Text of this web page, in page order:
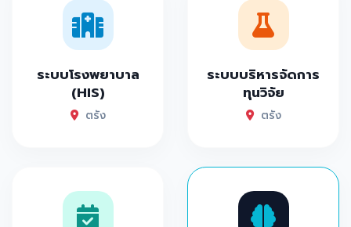
ระบบโรงพยาบาล
(HIS)
ตรัง
ระบบบริหารจัดการ
ทุนวิจัย
ตรัง